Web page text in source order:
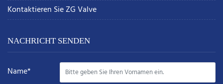
Kontaktieren Sie ZG Valve
NACHRICHT SENDEN
Name*